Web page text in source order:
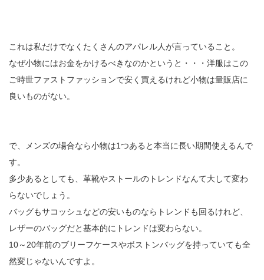
これは私だけでなくたくさんのアパレル人が言っていること。
なぜ小物にはお金をかけるべきなのかというと・・・洋服はこの
ご時世ファストファッションで安く買えるけれど小物は量販店に
良いものがない。
で、メンズの場合なら小物は1つあると本当に長い期間使えるんで
す。
多少あるとしても、革靴やストールのトレンドなんて大して変わ
らないでしょう。
バッグもサコッシュなどの安いものならトレンドも回るけれど、
レザーのバッグだと基本的にトレンドは変わらない。
10～20年前のブリーフケースやボストンバッグを持っていても全
然変じゃないんですよ。